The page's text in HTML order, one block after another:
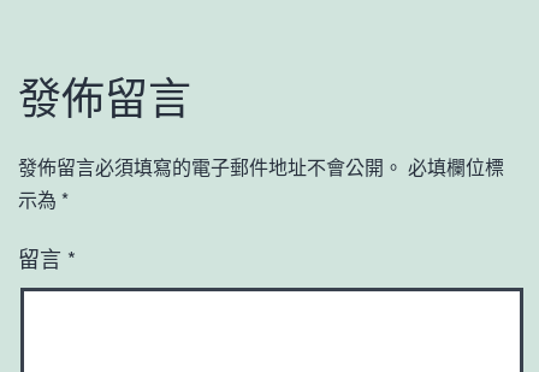
發佈留言
發佈留言必須填寫的電子郵件地址不會公開。 必填欄位標
示為 *
留言 *